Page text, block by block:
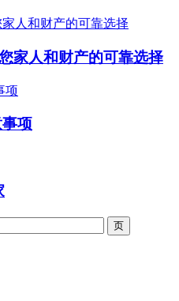
家人和财产的可靠选择
项